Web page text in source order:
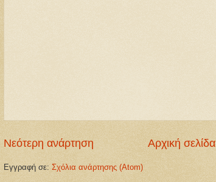
Νεότερη ανάρτηση Αρχική σελίδα
Εγγραφή σε: Σχόλια ανάρτησης (Atom)